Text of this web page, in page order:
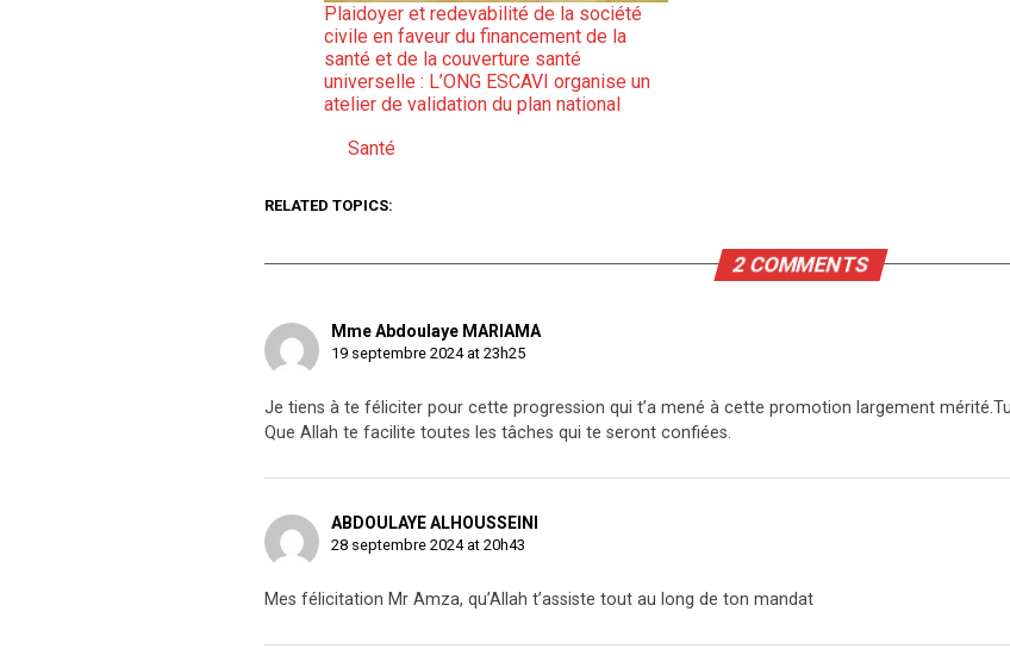
Plaidoyer et redevabilité de la société
civile en faveur du financement de la
santé et de la couverture santé
universelle : L’ONG ESCAVI organise un
atelier de validation du plan national
Par rapport à
Santé
RELATED TOPICS:
2 COMMENTS
Mme Abdoulaye MARIAMA
19 septembre 2024 at 23h25
Je tiens à te féliciter pour cette progression qui t’a mené à cette promotion largement
Que Allah te facilite toutes les tâches qui te seront confiées.
ABDOULAYE ALHOUSSEINI
28 septembre 2024 at 20h43
Mes félicitation Mr Amza, qu’Allah t’assiste tout au long de ton mandat